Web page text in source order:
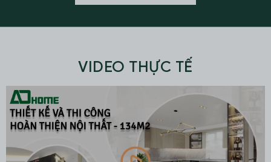
VIDEO THỰC TẾ